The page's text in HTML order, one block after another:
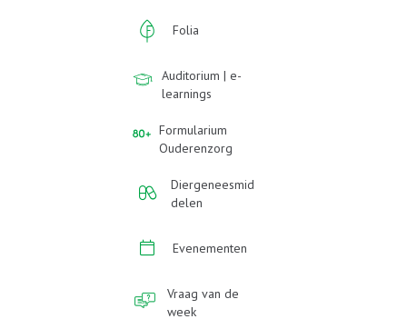
Folia
Auditorium | e-
learnings
Formularium
Ouderenzorg
Diergeneesmid
delen
Evenementen
Vraag van de
week